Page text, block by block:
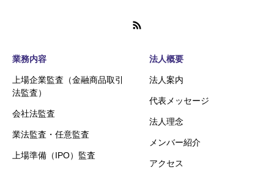
業務内容
上場企業監査（金融商品取引
法監査）
会社法監査
業法監査・任意監査
上場準備（IPO）監査
法人概要
法人案内
代表メッセージ
法人理念
メンバー紹介
アクセス